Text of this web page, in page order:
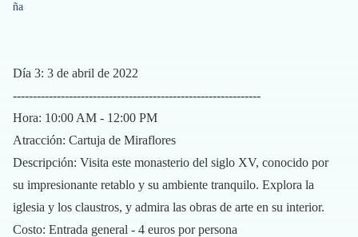
ña
Día 3: 3 de abril de 2022
--------------------------------------------------------------
Hora: 10:00 AM - 12:00 PM
Atracción: Cartuja de Miraflores
Descripción: Visita este monasterio del siglo XV, conocido por
su impresionante retablo y su ambiente tranquilo. Explora la
iglesia y los claustros, y admira las obras de arte en su interior.
Costo: Entrada general - 4 euros por persona